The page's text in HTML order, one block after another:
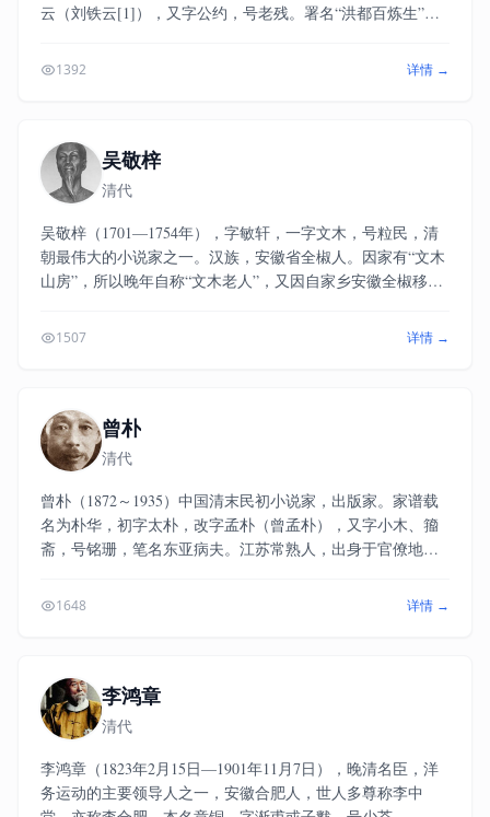
云（刘铁云[1]），又字公约，号老残。署名“洪都百炼生”。
区）。刘鹗自青年时期拜从太谷学派南宗李光炘(龙川)之后，
战、坚韧不拔，太谷学派的思想可以说是他的精神支柱。
1392 详情 →
吴敬梓
清代
吴敬梓（1701—1754年），字敏轩，一字文木，号粒民，清
朝最伟大的小说家之一。汉族，安徽省全椒人。因家有“文木
山房”，所以晚年自称“文木老人”，又因自家乡安徽全椒移至
《兰亭序》中盖有印章：“全椒吴敬梓号粒民印”）。幼即颖
应“博学鸿词”，不赴(参加了学院，抚院及督院三级地方考
试，因病未延试）。移家金陵，为文坛盟主。又集同志建先
贤祠于雨花山麓，祀泰伯以下二百三十人。资不足，售所居
屋以成之，家因益贫。晚年，自号文木老人，客扬州，尤落
拓纵酒。后卒于客中。著有《文木山房诗文集》十二卷（今
存四卷）、《文木山房诗说》七卷（今存四十三则）、小说
1507 详情 →
曾朴
清代
曾朴（1872～1935）中国清末民初小说家，出版家。家谱载
名为朴华，初字太朴，改字孟朴（曾孟朴），又字小木、籀
斋，号铭珊，笔名东亚病夫。江苏常熟人，出身于官僚地主
1648 详情 →
李鸿章
清代
李鸿章（1823年2月15日—1901年11月7日），晚清名臣，洋
务运动的主要领导人之一，安徽合肥人，世人多尊称李中